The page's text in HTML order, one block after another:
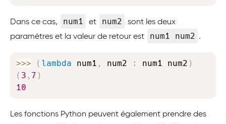
Dans ce cas, num1 et num2
sont les deux
paramètres et la valeur de retour est
num1 num2 .
>>> ( lambda num1 , num2 : num1 num2 )
( 3 , 7 )
10
Les fonctions Python peuvent également prendre des